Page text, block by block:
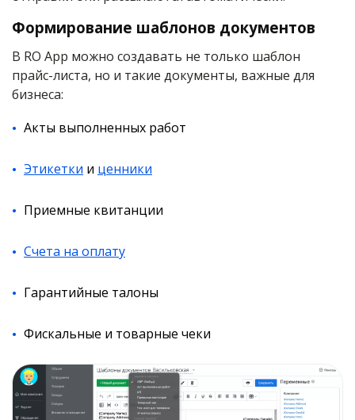
Формирование шаблонов документов
В RO App можно создавать не только шаблон
прайс-листа, но и такие документы, важные для
бизнеса:
Акты выполненных работ
Этикетки и ценники
Приемные квитанции
Счета на оплату
Гарантийные талоны
Фискальные и товарные чеки